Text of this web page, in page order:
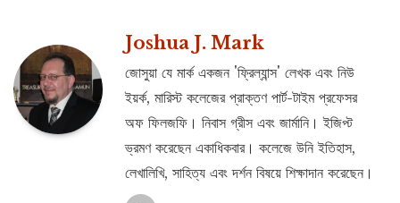
Joshua J. Mark
জোসুয়া যে মার্ক একজন 'ফ্রিল্যান্স' লেখক এবং নিউ
ইয়র্ক, মারিস্ট কলেজের প্রাক্তণ পার্ট-টাইম প্রফেসর
অফ ফিলজফি। নিবাস গ্রীস এবং জার্মানি। ইজিপ্ট
ভ্রমণ করেছেন একাধিকবার। কলেজে উনি ইতিহাস,
লেখালিখি, সাহিত্য এবং দর্শন বিষয়ে শিক্ষাদান করেছেন।